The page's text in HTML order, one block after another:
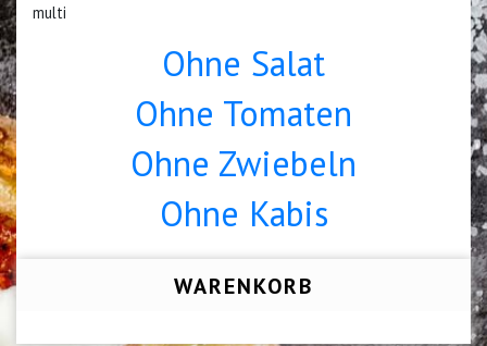
multi
Ohne Salat
Ohne Tomaten
Ohne Zwiebeln
Ohne Kabis
WARENKORB